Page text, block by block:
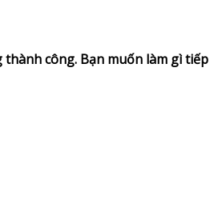
công. Bạn muốn làm gì tiếp